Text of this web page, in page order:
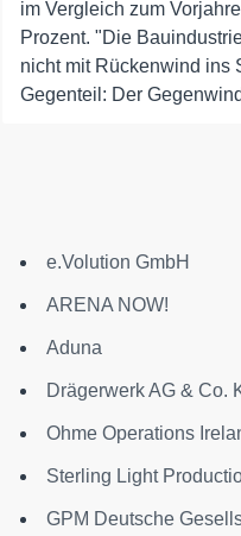
im Vergleich zum
Prozent. "Die
nicht mit Rückenwind ins
Gegenteil: Der
e.Volution GmbH
ARENA NOW!
Aduna
Drägerwerk AG & Co.
Ohme Operations
Sterling Light
GPM Deutsche